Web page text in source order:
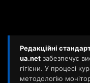
Редакційні
ua.net забезпечує
гігієни. У процесі
методологію